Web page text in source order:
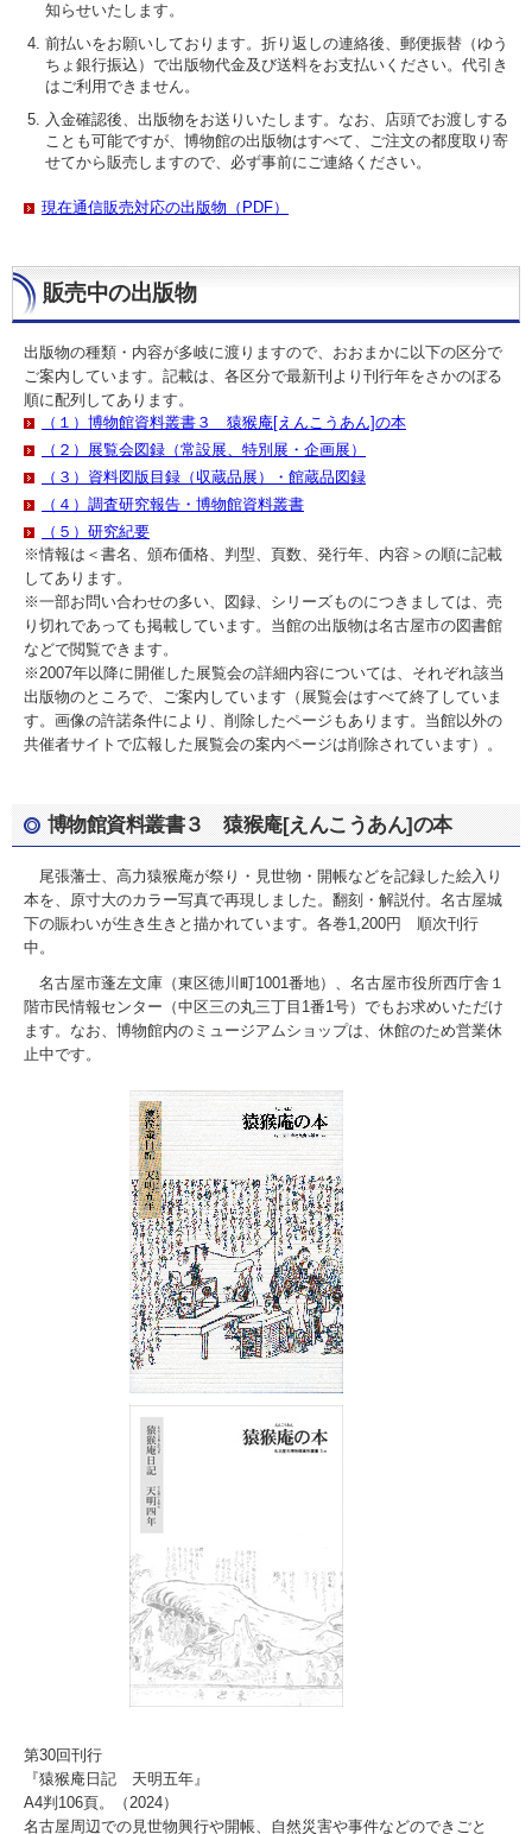
知らせいたします。
前払いをお願いしております。折り返しの連絡後、郵便振替（ゆう
ちょ銀行振込）で出版物代金及び送料をお支払いください。代引き
はご利用できません。
入金確認後、出版物をお送りいたします。なお、店頭でお渡しする
ことも可能ですが、博物館の出版物はすべて、ご注文の都度取り寄
せてから販売しますので、必ず事前にご連絡ください。
現在通信販売対応の出版物（PDF）
販売中の出版物
出版物の種類・内容が多岐に渡りますので、おおまかに以下の区分で
ご案内しています。記載は、各区分で最新刊より刊行年をさかのぼる
順に配列してあります。
（１）博物館資料叢書３ 猿猴庵[えんこうあん]の本
（２）展覧会図録（常設展、特別展・企画展）
（３）資料図版目録（収蔵品展）・館蔵品図録
（４）調査研究報告・博物館資料叢書
（５）研究紀要
※情報は＜書名、頒布価格、判型、頁数、発行年、内容＞の順に記載
してあります。
※一部お問い合わせの多い、図録、シリーズものにつきましては、売
り切れであっても掲載しています。当館の出版物は名古屋市の図書館
などで閲覧できます。
※2007年以降に開催した展覧会の詳細内容については、それぞれ該当
出版物のところで、ご案内しています（展覧会はすべて終了していま
す。画像の許諾条件により、削除したページもあります。当館以外の
共催者サイトで広報した展覧会の案内ページは削除されています）。
博物館資料叢書３ 猿猴庵[えんこうあん]の本
尾張藩士、高力猿猴庵が祭り・見世物・開帳などを記録した絵入り
本を、原寸大のカラー写真で再現しました。翻刻・解説付。名古屋城
下の賑わいが生き生きと描かれています。各巻1,200円 順次刊行
中。
名古屋市蓬左文庫（東区徳川町1001番地）、名古屋市役所西庁舎１
階市民情報センター（中区三の丸三丁目1番1号）でもお求めいただけ
ます。なお、博物館内のミュージアムショップは、休館のため営業休
止中です。
第30回刊行
『猿猴庵日記 天明五年』
A4判106頁。（2024）
名古屋周辺での見世物興行や開帳、自然災害や事件などのできごと